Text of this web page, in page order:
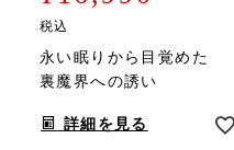
税込
永い眠りから目覚めた
裏魔界への誘い
詳細を見る